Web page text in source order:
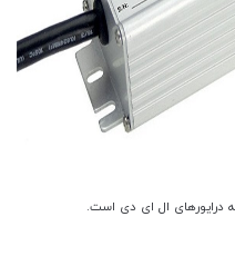
درایورهای ال ای دی است.